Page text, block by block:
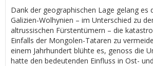
Dank der geographischen Lage gelang es
Galizien-Wolhynien – im Unterschied zu
altrussischen Fürstentümern – die
Einfalls der Mongolen-Tataren zu
einem Jahrhundert blühte es, genoss die
hatte den bedeutenden Einfluss in Ost-